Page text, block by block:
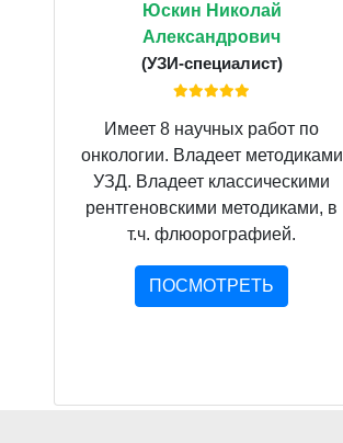
Юскин Николай
Александрович
(УЗИ-специалист)
Имеет 8 научных работ по
онкологии. Владеет методиками
УЗД. Владеет классическими
рентгеновскими методиками, в
т.ч. флюорографией.
ПОСМОТРЕТЬ